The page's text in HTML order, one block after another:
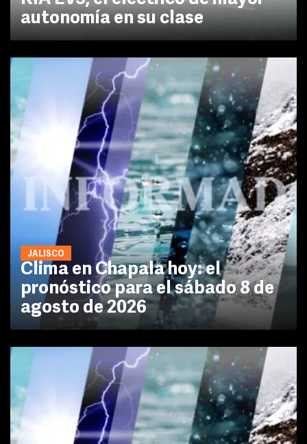
autonomía en su clase
JALISCO
Clima en Chapala hoy: el
pronóstico para el sábado 8 de
agosto de 2026